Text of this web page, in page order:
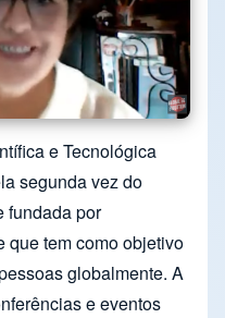
e Tecnológica
segunda vez do
fundada por
que tem como objetivo
globalmente. A
e eventos